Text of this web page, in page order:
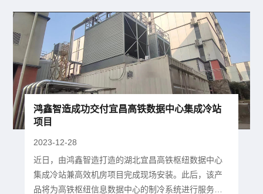
鸿鑫智造成功交付宜昌高铁数据中心集成冷站
项目
2023-12-28
近日，由鸿鑫智造打造的湖北宜昌高铁枢纽数据中心
集成冷站兼高效机房项目完成现场安装。此后，该产
品将为高铁枢纽信息数据中心的制冷系统进行服务，